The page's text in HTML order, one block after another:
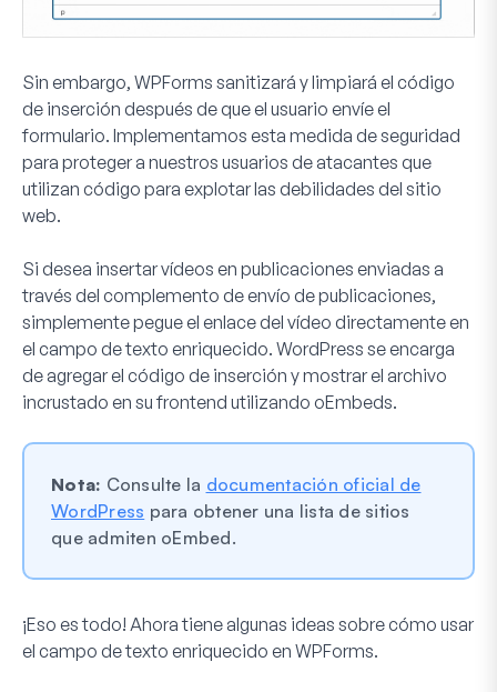
Sin embargo, WPForms sanitizará y limpiará el código
de inserción después de que el usuario envíe el
formulario. Implementamos esta medida de seguridad
para proteger a nuestros usuarios de atacantes que
utilizan código para explotar las debilidades del sitio
web.
Si desea insertar vídeos en publicaciones enviadas a
través del complemento de envío de publicaciones,
simplemente pegue el enlace del vídeo directamente en
el campo de texto enriquecido. WordPress se encarga
de agregar el código de inserción y mostrar el archivo
incrustado en su frontend utilizando oEmbeds.
Nota: Consulte la documentación oficial de
WordPress para obtener una lista de sitios
que admiten oEmbed.
¡Eso es todo! Ahora tiene algunas ideas sobre cómo usar
el campo de texto enriquecido en WPForms.